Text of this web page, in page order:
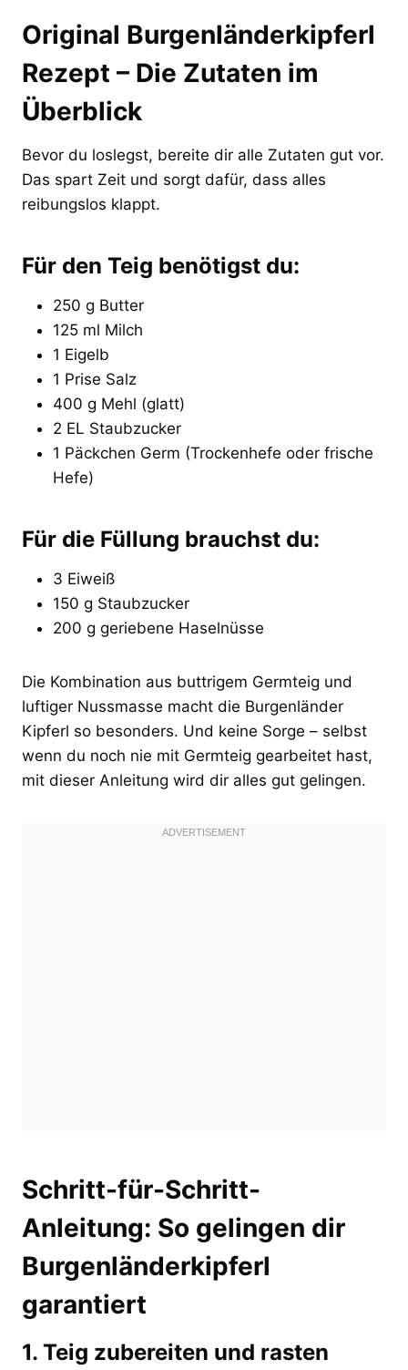
Original Burgenländerkipferl
Rezept – Die Zutaten im
Überblick
Bevor du loslegst, bereite dir alle Zutaten gut vor.
Das spart Zeit und sorgt dafür, dass alles
reibungslos klappt.
Für den Teig benötigst du:
250 g Butter
125 ml Milch
1 Eigelb
1 Prise Salz
400 g Mehl (glatt)
2 EL Staubzucker
1 Päckchen Germ (Trockenhefe oder frische
Hefe)
Für die Füllung brauchst du:
3 Eiweiß
150 g Staubzucker
200 g geriebene Haselnüsse
Die Kombination aus buttrigem Germteig und
luftiger Nussmasse macht die Burgenländer
Kipferl so besonders. Und keine Sorge – selbst
wenn du noch nie mit Germteig gearbeitet hast,
mit dieser Anleitung wird dir alles gut gelingen.
Schritt-für-Schritt-
Anleitung: So gelingen dir
Burgenländerkipferl
garantiert
1. Teig zubereiten und rasten